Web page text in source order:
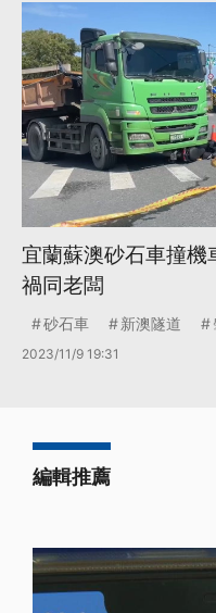
宜蘭蘇澳砂石車撞
禍同老闆
砂石車 新澳隧道
2023/11/9 19:31
編輯推薦